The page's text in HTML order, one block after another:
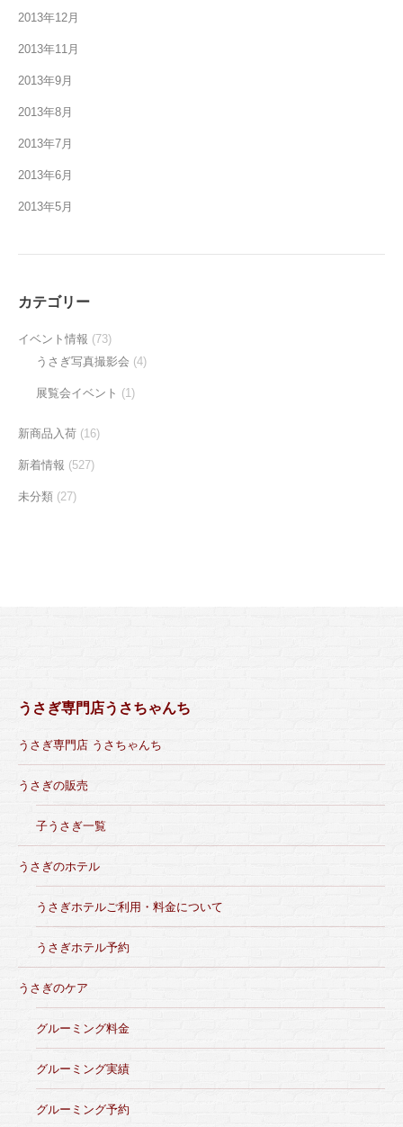
2013年12月
2013年11月
2013年9月
2013年8月
2013年7月
2013年6月
2013年5月
カテゴリー
イベント情報 (73)
うさぎ写真撮影会 (4)
展覧会イベント (1)
新商品入荷 (16)
新着情報 (527)
未分類 (27)
うさぎ専門店うさちゃんち
うさぎ専門店 うさちゃんち
うさぎの販売
子うさぎ一覧
うさぎのホテル
うさぎホテルご利用・料金について
うさぎホテル予約
うさぎのケア
グルーミング料金
グルーミング実績
グルーミング予約